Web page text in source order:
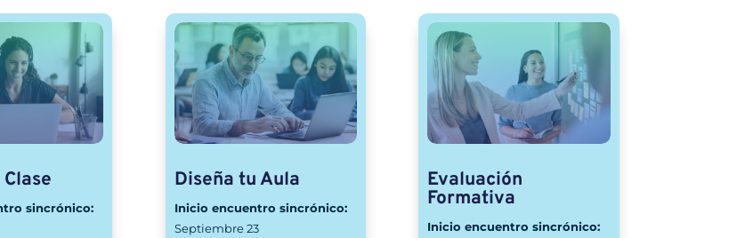
sincrónico:
Diseña tu Aula
Inicio encuentro sincrónico:
Septiembre 23
Evaluación
Formativa
Inicio encuentro sincrónico: